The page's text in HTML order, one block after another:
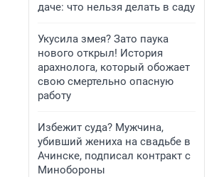
даче: что нельзя делать в саду
Укусила змея? Зато паука
нового открыл! История
арахнолога, который обожает
свою смертельно опасную
работу
Избежит суда? Мужчина,
убивший жениха на свадьбе в
Ачинске, подписал контракт с
Минобороны